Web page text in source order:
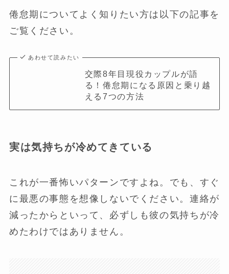
倦怠期についてよく知りたい方は以下の記事を
ご覧ください。
あわせて読みたい
交際8年目現役カップルが語
る！倦怠期になる原因と乗り越
える7つの方法
実は気持ちが冷めてきている
これが一番怖いパターンですよね。でも、すぐ
に最悪の事態を想像しないでください。連絡が
減ったからといって、必ずしも彼の気持ちが冷
めたわけではありません。